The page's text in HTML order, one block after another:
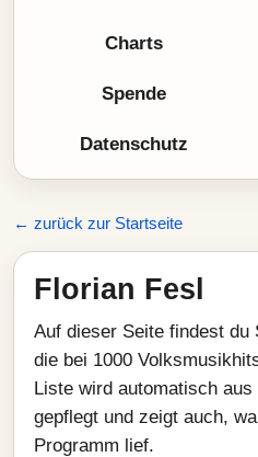
Charts
Spende
Datenschutz
← zurück zur Startseite
Florian Fesl
Auf dieser Seite findest du
die bei 1000
Liste wird automatisch
gepflegt und zeigt auch,
Programm lief.